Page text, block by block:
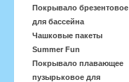
Покрывало брезентовое
для бассейна
Чашковые пакеты
Summer Fun
Покрывало плавающее
пузырьковое для